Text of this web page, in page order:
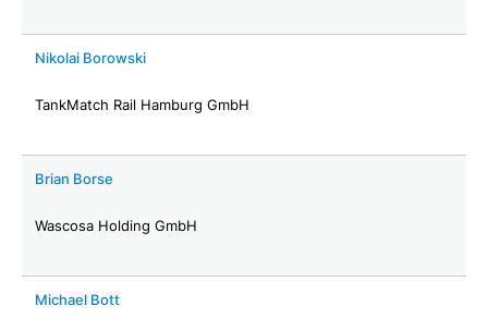
Nikolai Borowski
TankMatch Rail Hamburg GmbH
Brian Borse
Wascosa Holding GmbH
Michael Bott